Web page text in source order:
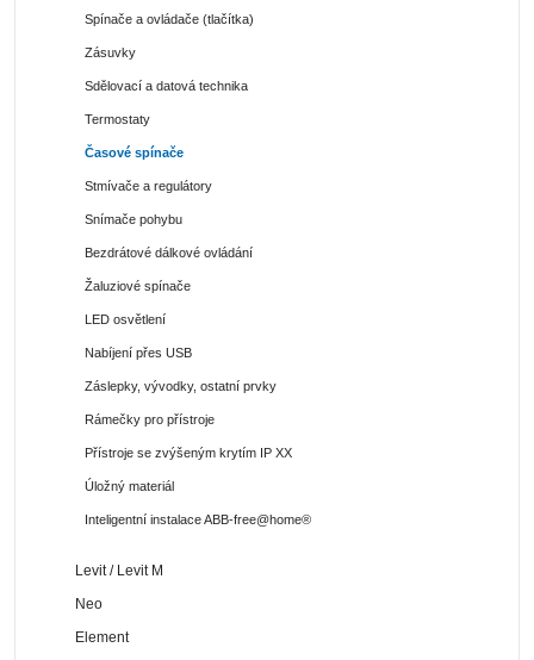
Spínače a ovládače (tlačítka)
Zásuvky
Sdělovací a datová technika
Termostaty
Časové spínače
Stmívače a regulátory
Snímače pohybu
Bezdrátové dálkové ovládání
Žaluziové spínače
LED osvětlení
Nabíjení přes USB
Záslepky, vývodky, ostatní prvky
Rámečky pro přístroje
Přístroje se zvýšeným krytím IP XX
Úložný materiál
Inteligentní instalace ABB-free@home®
Levit / Levit M
Neo
Element